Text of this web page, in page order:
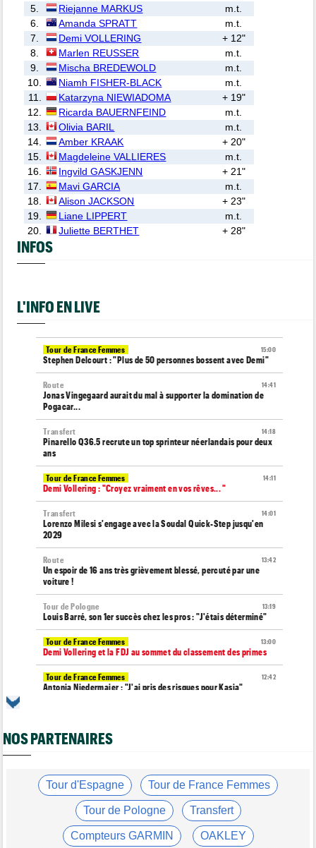
5.
Riejanne MARKUS
m.t.
6.
Amanda SPRATT
m.t.
7.
Demi VOLLERING
+ 12"
8.
Marlen REUSSER
m.t.
9.
Mischa BREDEWOLD
m.t.
10.
Niamh FISHER-BLACK
m.t.
11.
Katarzyna NIEWIADOMA
+ 19"
12.
Ricarda BAUERNFEIND
m.t.
13.
Olivia BARIL
m.t.
14.
Amber KRAAK
+ 20"
15.
Magdeleine VALLIERES
m.t.
16.
Ingvild GASKJENN
+ 21"
17.
Mavi GARCIA
m.t.
18.
Alison JACKSON
+ 23"
19.
Liane LIPPERT
m.t.
20.
Juliette BERTHET + 28"
INFOS
L'INFO EN LIVE
15:00
Tour de France Femmes
Stephen Delcourt : "Plus de 50 personnes bossent avec Demi"
14:41
Route
Jonas Vingegaard aurait du mal à supporter la domination de
Pogacar...
14:18
Transfert
Pinarello Q36.5 recrute un top sprinteur néerlandais pour deux
ans
14:11
Tour de France Femmes
Demi Vollering : "Croyez vraiment en vos rêves... "
14:01
Transfert
Lorenzo Milesi s'engage avec la Soudal Quick-Step jusqu'en
2029
13:42
Route
Un espoir de 16 ans très grièvement blessé, percuté par une
voiture !
13:19
Tour de Pologne
Louis Barré, son 1er succès chez les pros : "J'étais déterminé"
13:00
Tour de France Femmes
Demi Vollering et la FDJ au sommet du classement des primes
12:42
Tour de France Femmes
Antonia Niedermaier : "J'ai pris des risques pour Kasia"
Tour d'Espagne
11:50
Matériel
Insta360 était à Paris avec 250 cyclistes pour son Think Bold,
Ride Bold
Média
Toutes vos vidéos du cyclisme sur Youtube Cyclism'Actu TV
NOS PARTENAIRES
Tour d'Espagne Tour de France Femmes
Tour de Pologne Transfert
Compteurs GARMIN OAKLEY